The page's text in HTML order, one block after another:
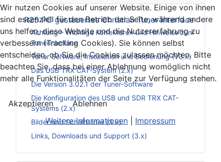
R25 PC gesteuertes Christian Tuner Interface
Achtung – Wichtige Korrekturen und Hinweise zum
Tunerinterface
Tuner Software, Installation und Bedienung (V3.x)
Das USB TRX CAT-System (2.x)
Die Version 3.02.1 der Tuner-Software
Die Konfiguration des USB und SDR TRX CAT-
Systems (2.x)
Bilder und Schaltbilder (3.x)
Links, Downloads und Support (3.x)
Wir nutzen Cookies auf unserer Website. Einige von ihnen
sind essenziell für den Betrieb der Seite, während andere
uns helfen, diese Website und die Nutzererfahrung zu
verbessern (Tracking Cookies). Sie können selbst
entscheiden, ob Sie die Cookies zulassen möchten. Bitte
beachten Sie, dass bei einer Ablehnung womöglich nicht
mehr alle Funktionalitäten der Seite zur Verfügung stehen.
Akzeptieren
Ablehnen
Weitere Informationen
Impressum